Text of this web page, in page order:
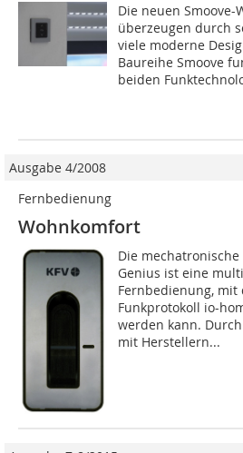
Die neuen Smoove-
überzeugen durch
viele moderne
Baureihe Smoove
beiden
Ausgabe 4/2008
Fernbedienung
Wohnkomfort
Die
Genius ist eine
Fernbedienung, mit
Funkprotokoll io-
werden kann.
mit Herstellern...